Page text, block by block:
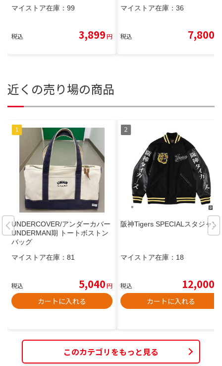
マイストア在庫： 99
税込 3,899円
マイストア在庫： 36
税込 7,800
近くの売り場の商品
UNDERCOVER/アンダーカバー
UNDERMAN期 トートボストン
バッグ
マイストア在庫： 81
税込 5,040円
カートに入れる
阪神Tigers SPECIALスタジャン
マイストア在庫： 18
税込 12,000
カートに入れる
このカテゴリをもっと見る